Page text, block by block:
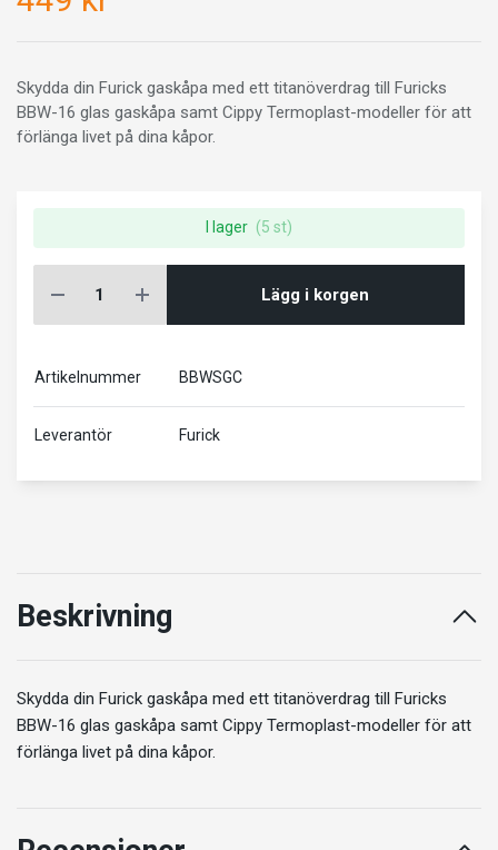
Skydda din Furick gaskåpa med ett titanöverdrag till Furicks
BBW-16 glas gaskåpa samt Cippy Termoplast-modeller för att
förlänga livet på dina kåpor.
I lager (5 st)
Lägg i korgen
Artikelnummer BBWSGC
Leverantör Furick
Beskrivning
Skydda din Furick gaskåpa med ett titanöverdrag till Furicks
BBW-16 glas gaskåpa samt Cippy Termoplast-modeller för att
förlänga livet på dina kåpor.